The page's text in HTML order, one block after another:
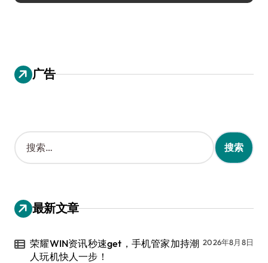
广告
搜
索
：
最新文章
荣耀WIN资讯秒速get，手机管家加持潮
人玩机快人一步！
2026年8月8日